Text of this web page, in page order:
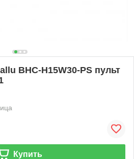
BHC-H15W30-PS пульт
Купить